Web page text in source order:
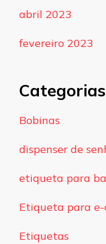
abril 2023
fevereiro 2023
Categorias
Bobinas
dispenser de
etiqueta para
Etiqueta para
Etiquetas